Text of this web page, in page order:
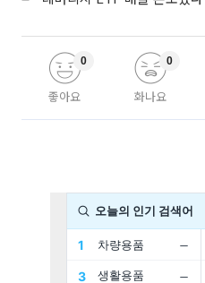
좋아요
0
화나요
0